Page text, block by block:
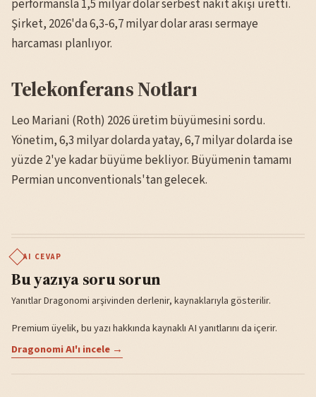
performansla 1,5 milyar dolar serbest nakit akışı üretti.
Şirket, 2026'da 6,3-6,7 milyar dolar arası sermaye
harcaması planlıyor.
Telekonferans Notları
Leo Mariani (Roth) 2026 üretim büyümesini sordu.
Yönetim, 6,3 milyar dolarda yatay, 6,7 milyar dolarda ise
yüzde 2'ye kadar büyüme bekliyor. Büyümenin tamamı
Permian unconventionals'tan gelecek.
AI CEVAP
Bu yazıya soru sorun
Yanıtlar Dragonomi arşivinden derlenir, kaynaklarıyla gösterilir.
Premium üyelik, bu yazı hakkında kaynaklı AI yanıtlarını da içerir.
Dragonomi AI'ı incele →